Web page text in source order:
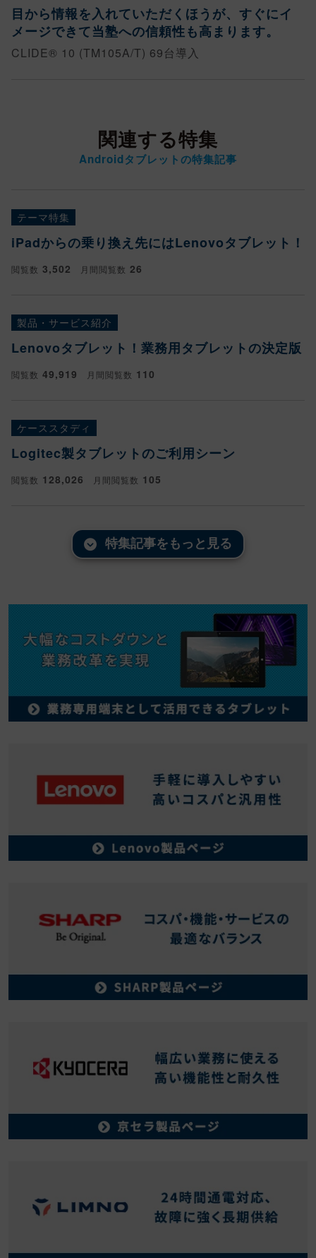
目から情報を入れていただくほうが、すぐにイ
メージできて当塾への信頼性も高まります。
CLIDE® 10 (TM105A/T) 69台導入
関連する特集
Androidタブレットの特集記事
テーマ特集
iPadからの乗り換え先にはLenovoタブレット！
閲覧数 3,502 月間閲覧数 26
製品・サービス紹介
Lenovoタブレット！業務用タブレットの決定版
閲覧数 49,919 月間閲覧数 110
ケーススタディ
Logitec製タブレットのご利用シーン
閲覧数 128,026 月間閲覧数 105
特集記事をもっと見る